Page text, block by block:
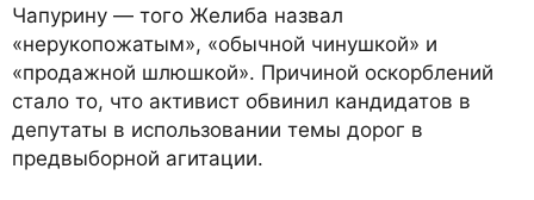
Чапурину — того Желиба назвал
«нерукопожатым», «обычной чинушкой» и
«продажной шлюшкой». Причиной оскорблений
стало то, что активист обвинил кандидатов в
депутаты в использовании темы дорог в
предвыборной агитации.